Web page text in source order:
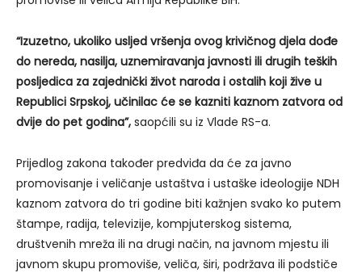
“Izuzetno, ukoliko usljed vršenja ovog krivičnog djela dođe
do nereda, nasilja, uznemiravanja javnosti ili drugih teških
posljedica za zajednički život naroda i ostalih koji žive u
Republici Srpskoj, učinilac će se kazniti kaznom zatvora od
dvije do pet godina”, saopćili su iz Vlade RS-a.
Prijedlog zakona također predviđa da će za javno
promovisanje i veličanje ustaštva i ustaške ideologije NDH
kaznom zatvora do tri godine biti kažnjen svako ko putem
štampe, radija, televizije, kompjuterskog sistema,
društvenih mreža ili na drugi način, na javnom mjestu ili
javnom skupu promoviše, veliča, širi, podržava ili podstiče